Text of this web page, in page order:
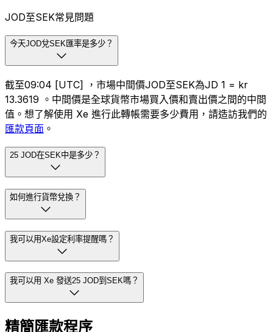
JOD至SEK常見問題
今天JOD兌SEK匯率是多少？
截至09:04 [UTC] ，市場中間價JOD至SEK為JD 1 = kr
13.3619 。中間價是全球貨幣市場買入價和賣出價之間的中間
值。想了解使用 Xe 進行此轉帳需要多少費用，請造訪我們的
匯款頁面 。
25 JOD在SEK中是多少？
如何進行貨幣兌換？
我可以用Xe設定利率提醒嗎？
我可以用 Xe 發送25 JOD到SEK嗎？
精簡匯款程序